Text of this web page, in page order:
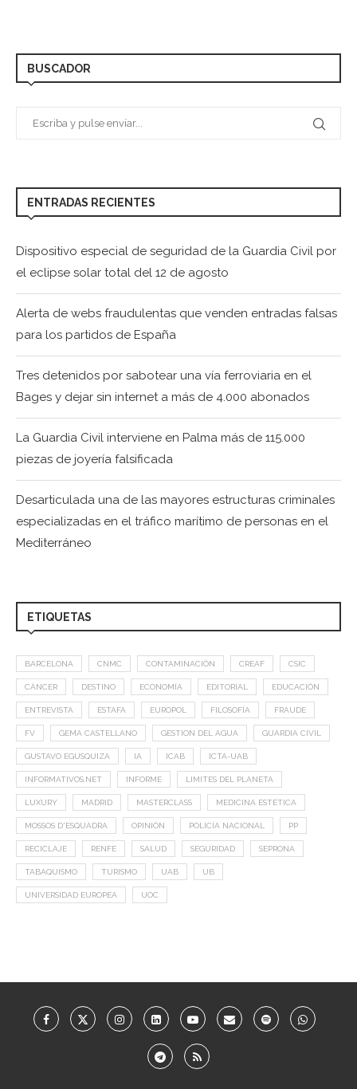
BUSCADOR
ENTRADAS RECIENTES
Dispositivo especial de seguridad de la Guardia Civil por
el eclipse solar total del 12 de agosto
Alerta de webs fraudulentas que venden entradas falsas
para los partidos de España
Tres detenidos por sabotear una vía ferroviaria en el
Bages y dejar sin internet a más de 4.000 abonados
La Guardia Civil interviene en Palma más de 115.000
piezas de joyería falsificada
Desarticulada una de las mayores estructuras criminales
especializadas en el tráfico marítimo de personas en el
Mediterráneo
ETIQUETAS
BARCELONA CNMC CONTAMINACIÓN CREAF CSIC
CÁNCER DESTINO ECONOMÍA EDITORIAL EDUCACIÓN
ENTREVISTA ESTAFA EUROPOL FILOSOFÍA FRAUDE
FV GEMA CASTELLANO GESTION DEL AGUA GUARDIA CIVIL
GUSTAVO EGUSQUIZA IA ICAB ICTA-UAB
INFORMATIVOS.NET INFORME LIMITES DEL PLANETA
LUXURY MADRID MASTERCLASS MEDICINA ESTÉTICA
MOSSOS D'ESQUADRA OPINIÓN POLICÍA NACIONAL PP
RECICLAJE RENFE SALUD SEGURIDAD SEPRONA
TABAQUISMO TURISMO UAB UB
UNIVERSIDAD EUROPEA UOC